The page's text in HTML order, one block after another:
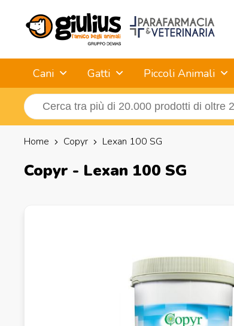
Cani Gatti Piccoli Animali
Home Copyr Lexan 100 SG
Copyr - Lexan 100 SG